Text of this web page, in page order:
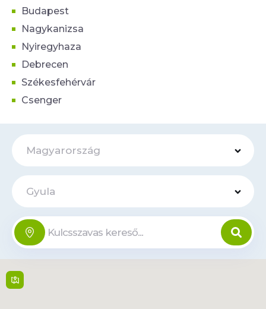
Budapest
Nagykanizsa
Nyiregyhaza
Debrecen
Székesfehérvár
Csenger
Magyarország
Gyula